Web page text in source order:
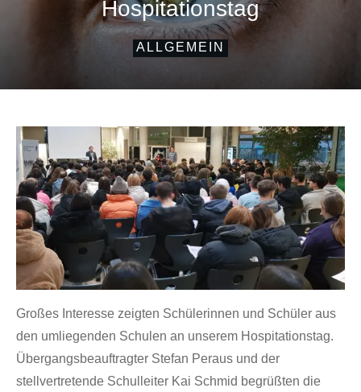
Hospitationstag
ALLGEMEIN
Großes Interesse zeigten Schülerinnen und Schüler aus
den umliegenden Schulen an unserem Hospitationstag.
Übergangsbeauftragter Stefan Peraus und der
stellvertretende Schulleiter Kai Schmid begrüßten die